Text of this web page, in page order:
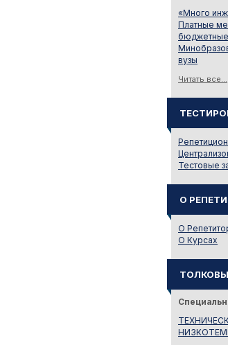
«Много
Платные
вузы
Читать все...
Тестовые
О
О
О Курсах